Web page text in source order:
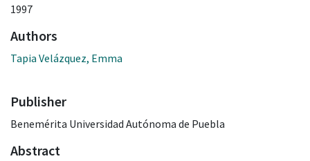
1997
Authors
Tapia Velázquez, Emma
Publisher
Benemérita Universidad Autónoma de Puebla
Abstract